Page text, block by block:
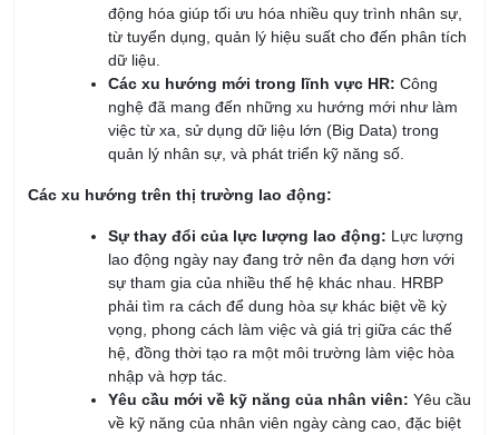
động hóa giúp tối ưu hóa nhiều quy trình nhân sự,
từ tuyển dụng, quản lý hiệu suất cho đến phân tích
dữ liệu.
Các xu hướng mới trong lĩnh vực HR: Công
nghệ đã mang đến những xu hướng mới như làm
việc từ xa, sử dụng dữ liệu lớn (Big Data) trong
quản lý nhân sự, và phát triển kỹ năng số.
Các xu hướng trên thị trường lao động:
Sự thay đổi của lực lượng lao động: Lực lượng
lao động ngày nay đang trở nên đa dạng hơn với
sự tham gia của nhiều thế hệ khác nhau. HRBP
phải tìm ra cách để dung hòa sự khác biệt về kỳ
vọng, phong cách làm việc và giá trị giữa các thế
hệ, đồng thời tạo ra một môi trường làm việc hòa
nhập và hợp tác.
Yêu cầu mới về kỹ năng của nhân viên: Yêu cầu
về kỹ năng của nhân viên ngày càng cao, đặc biệt